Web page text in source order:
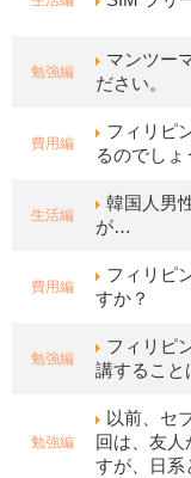
勉強編
マンツー
ださい。
費用編
フィリピ
るのでしょ
生活編
韓国人男
が…
費用編
フィリピ
すか？
勉強編
フィリピ
講すること
勉強編
以前、セ
回は、友人
すが、日系